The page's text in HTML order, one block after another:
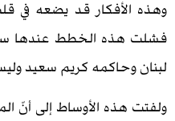
قد يضعه في قلب
الخطط عندها ستوجّه
كريم سعيد وليس الى
الأوساط إلى أنّ